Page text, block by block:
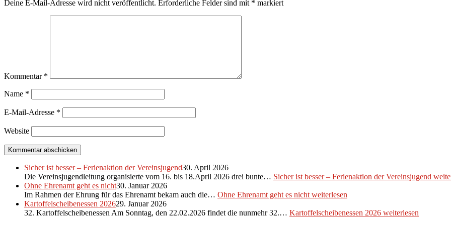
Deine E-Mail-Adresse wird nicht veröffentlicht. Erforderliche Felder sind mit * markiert
Kommentar *
Name *
E-Mail-Adresse *
Website
Sicher ist besser – Ferienaktion der Vereinsjugend30. April 2026
Die Vereinsjugendleitung organisierte vom 16. bis 18.April 2026 drei bunte… Sicher ist besser – Ferienaktion der Vereinsjugend
Ohne Ehrenamt geht es nicht30. Januar 2026
Im Rahmen der Ehrung für das Ehrenamt bekam auch die… Ohne Ehrenamt geht es nicht weiterlesen
Kartoffelscheibenessen 202629. Januar 2026
32. Kartoffelscheibenessen Am Sonntag, den 22.02.2026 findet die nunmehr 32.… Kartoffelscheibenessen 2026 weiterlesen